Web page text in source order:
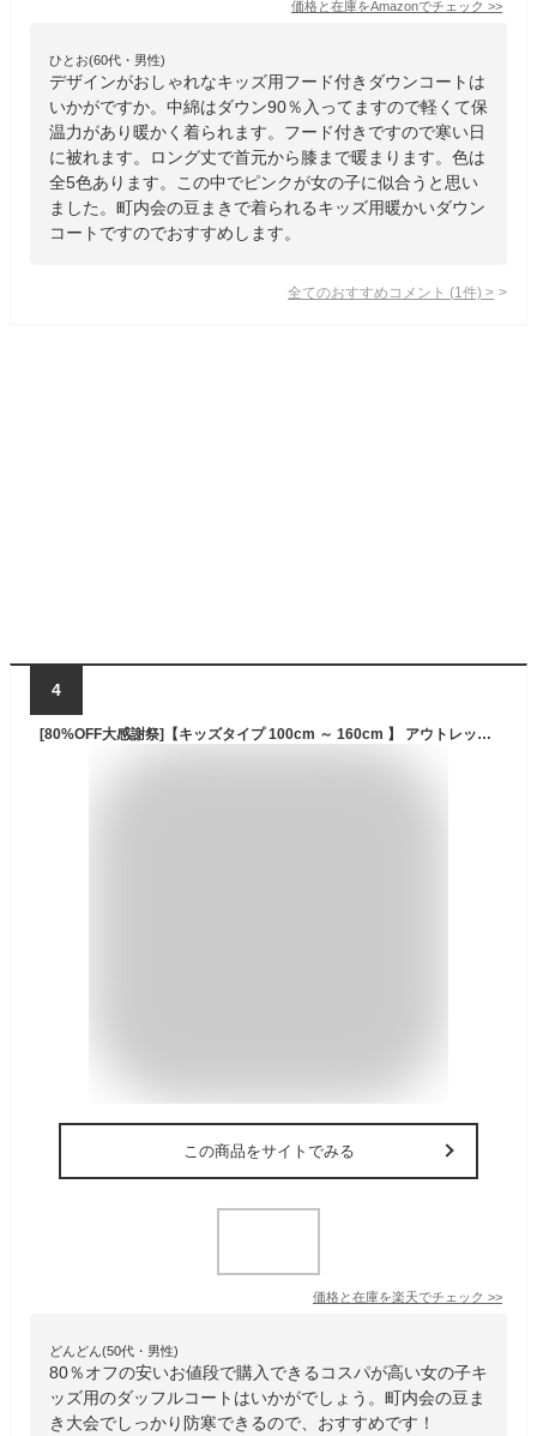
価格と在庫をAmazonでチェック >>
ひとお(60代・男性)
デザインがおしゃれなキッズ用フード付きダウンコートは
いかがですか。中綿はダウン90％入ってますので軽くて保
温力があり暖かく着られます。フード付きですので寒い日
に被れます。ロング丈で首元から膝まで暖まります。色は
全5色あります。この中でピンクが女の子に似合うと思い
ました。町内会の豆まきで着られるキッズ用暖かいダウン
コートですのでおすすめします。
全てのおすすめコメント (1 件) >
4
[80%OFF大感謝祭]【キッズタイプ 100cm ～ 160cm 】 アウトレット ダッフルコート ジャケット アウター 羽織 ジャンパー フード 子供服 キッズ ジュニア ベビー 子供 男の子 女の子 秋 冬 通園 通学 フォーマル 幼稚園 小学校
この商品をサイトでみる
価格と在庫を楽天でチェック >>
どんどん(50代・男性)
80％オフの安いお値段で購入できるコスパが高い女の子キ
ッズ用のダッフルコートはいかがでしょう。町内会の豆ま
き大会でしっかり防寒できるので、おすすめです！